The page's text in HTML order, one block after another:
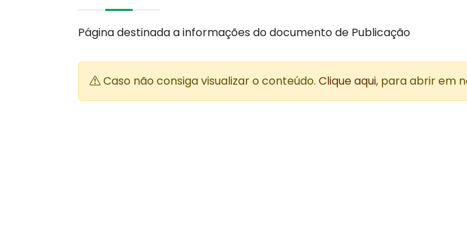
Página destinada a informações do documento de Publicação
Caso não consiga visualizar o conteúdo. Clique aqui, para abrir em